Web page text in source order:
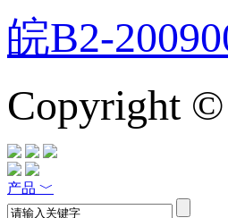
皖B2-
Copyright
产品 ﹀